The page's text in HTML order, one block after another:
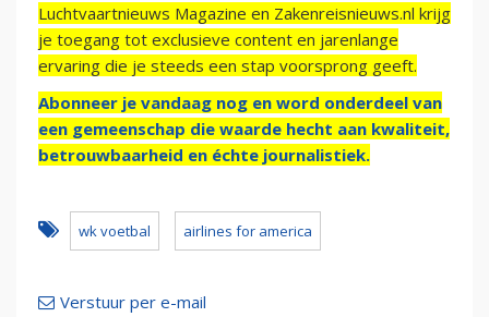
Luchtvaartnieuws Magazine en Zakenreisnieuws.nl krijg
je toegang tot exclusieve content en jarenlange
ervaring die je steeds een stap voorsprong geeft.
Abonneer je vandaag nog en word onderdeel van
een gemeenschap die waarde hecht aan kwaliteit,
betrouwbaarheid en échte journalistiek.
wk voetbal airlines for america
Verstuur per e-mail